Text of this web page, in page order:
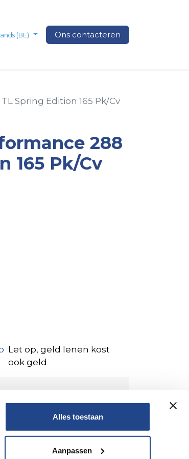
Alles toestaan
Aanpassen
Ons Media Veelgestelde vragen
(BE) Ons contacteren
Spring Edition 165 Pk/Cv
288
165 Pk/Cv
Let op, geld lenen kost
ook geld